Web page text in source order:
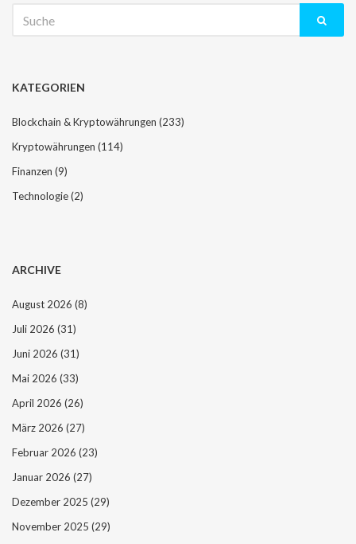
nach:
KATEGORIEN
Blockchain & Kryptowährungen (233)
Kryptowährungen (114)
Finanzen (9)
Technologie(2)
ARCHIVE
August 2026 (8)
Juli 2026 (31)
Juni 2026 (31)
Mai 2026 (33)
April 2026 (26)
März 2026 (27)
Februar 2026 (23)
Januar 2026 (27)
Dezember 2025 (29)
November 2025 (29)